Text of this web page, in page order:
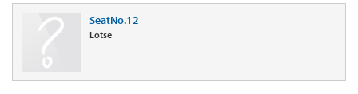
SeatNo.12
Lotse